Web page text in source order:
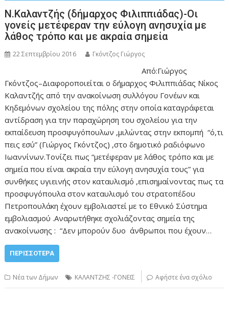
Ν.Καλαντζής (δήμαρχος Φιλιππιάδας)-Οι
γονείς μετέφεραν την εύλογη ανησυχία με
λάθος τρόπο και με ακραία σημεία
22 Σεπτεμβρίου 2016 Γκόντζος Γιώργος
Από:Γιώργος
Γκόντζος–Διαφοροποιείται ο δήμαρχος Φιλιππιάδας Νίκος
Καλαντζής από την ανακοίνωση συλλόγου Γονέων και
Κηδεμόνων σχολείου της πόλης στην οποία καταγράφεται
αντίδραση για την παραχώρηση του σχολείου για την
εκπαίδευση προσφυγόπουλων ,μιλώντας στην εκπομπή “ό,τι
πεις εσύ” (Γιώργος Γκόντζος) ,στο δημοτικό ραδιόφωνο
Ιωαννίνων.Τονίζει πως “μετέφεραν με λάθος τρόπο και με
σημεία που είναι ακραία την εύλογη ανησυχία τους” για
συνθήκες υγιεινής στον καταυλισμό ,επισημαίνοντας πως τα
προσφυγόπουλα στον καταυλισμό του στρατοπέδου
Πετροπουλάκη έχουν εμβολιαστεί με το Εθνικό Σύστημα
εμβολιασμού .Αναρωτήθηκε σχολιάζοντας σημεία της
ανακοίνωσης : “Δεν μπορούν δυο άνθρωποι που έχουν…
ΠΕΡΙΣΣΌΤΕΡΑ
Νέα των Δήμων ΚΑΛΑΝΤΖΗΣ -ΓΟΝΕΙΣ Αφήστε ένα σχόλιο